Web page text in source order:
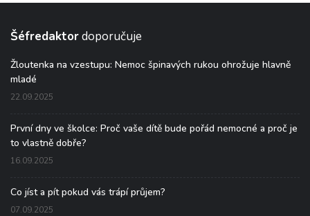
Šéfredaktordoporučuje
Žloutenka na vzestupu: Nemoc špinavých rukou ohrožuje hlavně
mladé
22.09.2025
První dny ve školce: Proč vaše dítě bude pořád nemocné a proč je
to vlastně dobře?
16.09.2025
Co jíst a pít pokud vás trápí průjem?
07.09.2025